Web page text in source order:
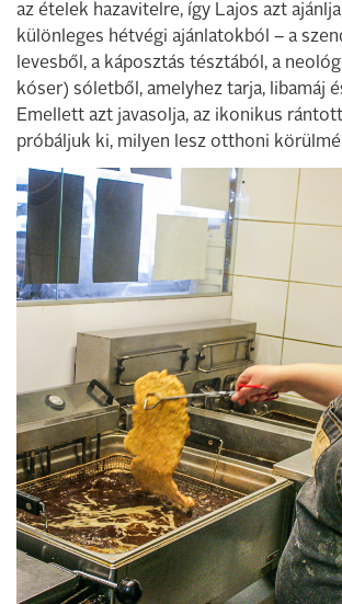
az ételek hazavitelre, így Lajos azt
különleges hétvégi ajánlatokból – a
levesből, a káposztás tésztából, a
kóser) sóletből, amelyhez tarja, libamáj
Emellett azt javasolja, az ikonikus
próbáljuk ki, milyen lesz otthoni